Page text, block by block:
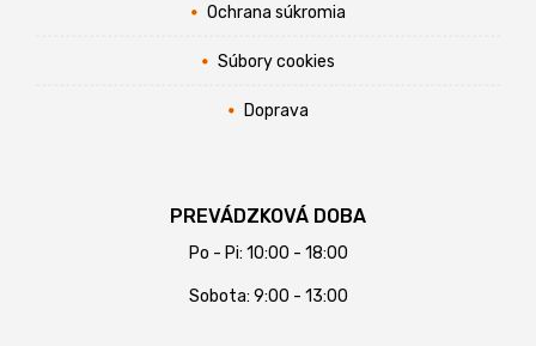
Ochrana súkromia
Súbory cookies
Doprava
PREVÁDZKOVÁ DOBA
Po - Pi: 10:00 - 18:00
Sobota: 9:00 - 13:00